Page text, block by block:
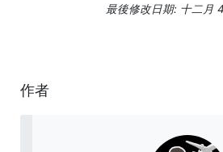
最後修改日期: 十二月
作者